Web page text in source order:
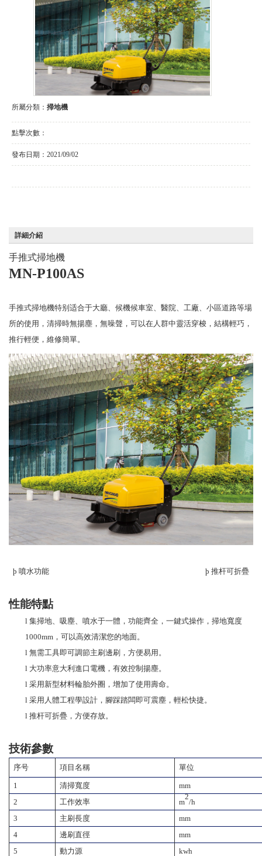
所屬分類： 掃地機
點擊次數：
發布日期： 2021/09/02
詳細介紹
手推式掃地機
MN-P100AS
手推式掃地機特别适合于大廳、候機候車室、醫院、工廠、小區道路等場
所的使用，清掃時無揚塵，無噪聲，可以在人群中靈活穿梭，結構輕巧，
推行輕便，維修簡單。
þ 噴水功能 þ 推杆可折疊
性能特點
l 集掃地、吸塵 、噴水于一體，功能齊全，一鍵式操作，掃地寬度
1000mm，可以高效清潔您的地面。
l 無需工具即可調節主刷邊刷，方便易用。
l 大功率意大利進口電機，有效控制揚塵。
l 采用新型材料輪胎外圈，增加了使用壽命。
l 采用人體工程學設計，腳踩踏闆即可震塵，輕松快捷。
l 推杆可折疊，方便存放。
技術參數
序号 項目名稱 單位
1 清掃寬度
mm
2
工作效率 m
2
/h
3
主刷長度
mm
4
邊刷直徑
mm
5
動力源
kwh